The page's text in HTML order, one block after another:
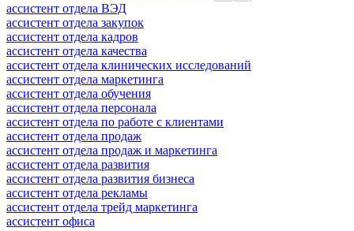
ассистент отдела ВЭД
ассистент отдела закупок
ассистент отдела кадров
ассистент отдела качества
ассистент отдела клинических исследований
ассистент отдела маркетинга
ассистент отдела обучения
ассистент отдела персонала
ассистент отдела по работе с клиентами
ассистент отдела продаж
ассистент отдела продаж и маркетинга
ассистент отдела развития
ассистент отдела развития бизнеса
ассистент отдела рекламы
ассистент отдела трейд маркетинга
ассистент офиса